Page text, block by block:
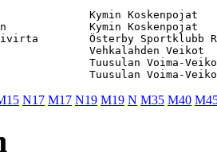
Kymin Koskenpojat
Kymin Koskenpojat
Österby Sportklubb
Vehkalahden Veikot
Tuusulan Voima-
N17 M17 N19 M19 N M35 M40